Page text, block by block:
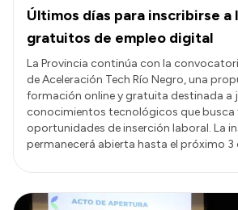
Últimos días para inscribirse a
gratuitos de empleo digital
La Provincia continúa con la
de Aceleración Tech Río Negro, una
formación online y gratuita destinada a
conocimientos tecnológicos que busca
oportunidades de inserción laboral. La
permanecerá abierta hasta el próximo 3